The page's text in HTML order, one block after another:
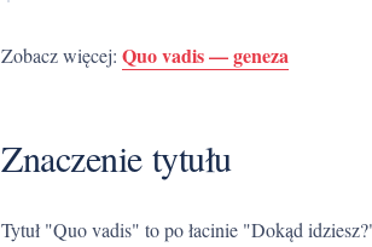
Zobacz więcej: Quo vadis — geneza
Znaczenie tytułu
Tytuł "Quo vadis" to po łacinie "Dokąd idziesz?". Odnosi się on do legendarnego spotkania świętego Piotra z